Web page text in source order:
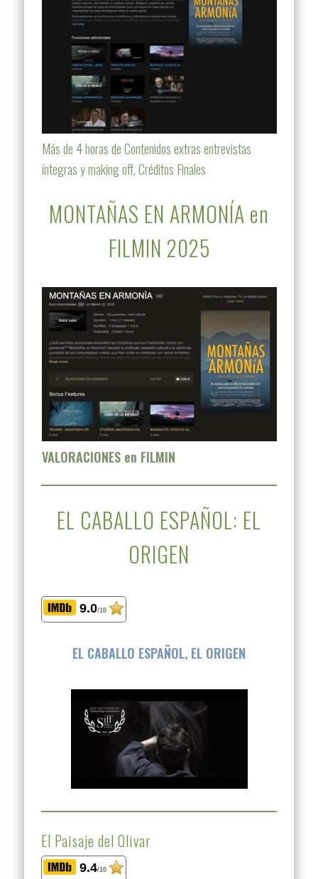
Más de 4 horas de Contenidos extras entrevistas
íntegras y making off, Créditos Finales
MONTAÑAS EN ARMONÍA en
FILMIN 2025
VALORACIONES en FILMIN
EL CABALLO ESPAÑOL: EL
ORIGEN
9.0/10
EL CABALLO ESPAÑOL, EL ORIGEN
El Paisaje del Olivar
9.4/10